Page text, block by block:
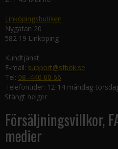
Linköpingsbutiken
Nygatan 20
582 19 Linköping
Kundtjänst
E-mail: support@sfbok.se
Tel: 08–440 00 66
Telefontider: 12-14 måndag-
Stängt helger
Försäljningsvillkor,
medier